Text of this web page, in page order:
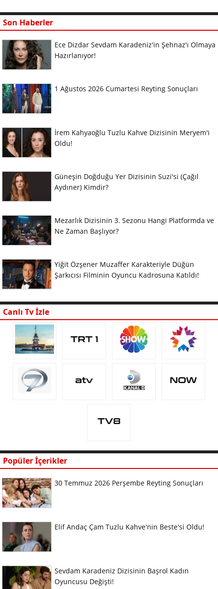
Son Haberler
Ece Dizdar Sevdam Karadeniz'in Şehnaz'ı Olmaya
Hazırlanıyor!
1 Ağustos 2026 Cumartesi Reyting Sonuçları
İrem Kahyaoğlu Tuzlu Kahve Dizisinin Meryem'i
Oldu!
Güneşin Doğduğu Yer Dizisinin Suzi'si (Çağıl
Aydıner) Kimdir?
Mezarlık Dizisinin 3. Sezonu Hangi Platformda ve
Ne Zaman Başlıyor?
Yiğit Özşener Muzaffer Karakteriyle Düğün
Şarkıcısı Filminin Oyuncu Kadrosuna Katıldı!
Canlı Tv İzle
Popüler İçerikler
30 Temmuz 2026 Perşembe Reyting Sonuçları
Elif Andaç Çam Tuzlu Kahve'nin Beste'si Oldu!
Sevdam Karadeniz Dizisinin Başrol Kadın
Oyuncusu Değişti!